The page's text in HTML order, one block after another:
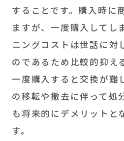
することです。購入時に
ますが、一度購入してし
ニングコストは世話に対
のであるため比較的抑え
一度購入すると交換が難
の移転や撤去に伴って処
も将来的にデメリットと
す。